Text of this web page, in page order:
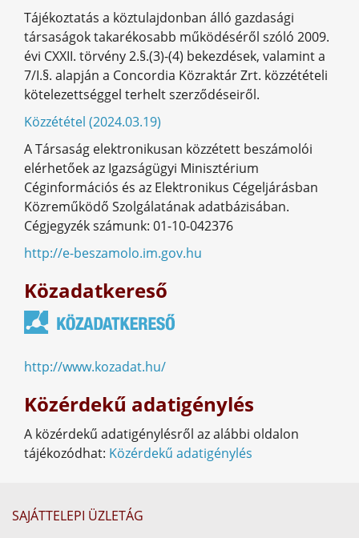
Tájékoztatás a köztulajdonban álló gazdasági
társaságok takarékosabb működéséről szóló 2009.
évi CXXII. törvény 2.§.(3)-(4) bekezdések, valamint a
7/I.§. alapján a Concordia Közraktár Zrt. közzétételi
kötelezettséggel terhelt szerződéseiről.
Közzététel (2024.03.19)
A Társaság elektronikusan közzétett beszámolói
elérhetőek az Igazságügyi Minisztérium
Céginformációs és az Elektronikus Cégeljárásban
Közreműködő Szolgálatának adatbázisában.
Cégjegyzék számunk: 01-10-042376
http://e-beszamolo.im.gov.hu
Közadatkereső
http://www.kozadat.hu/
Közérdekű adatigénylés
A közérdekű adatigénylésről az alábbi oldalon
tájékozódhat: Közérdekű adatigénylés
SAJÁTTELEPI ÜZLETÁG